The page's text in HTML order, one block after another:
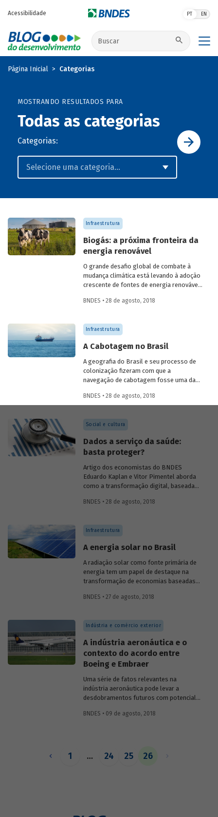
Acessibilidade PT EN
Buscar no site
Página Inicial Categorias
MOSTRANDO RESULTADOS PARA
Todas as categorias
Categorias:
Infraestrutura
Biogás: a próxima fronteira da
energia renovável
O grande desafio global de combate à
mudança climática está levando à adoção
crescente de fontes de energia renovável.
predomínio dos combustíveis fósseis
a volatilidade de preços e a tendência de
médio e longo prazos de diminuição na
BNDES • 28 de agosto, 2018
Infraestrutura
A Cabotagem no Brasil
A geografia do Brasil e seu processo de
colonização fizeram com que a
navegação de cabotagem fosse uma das
protagonizasse o transporte de
BNDES • 28 de agosto, 2018
Social e cultura
Dados a serviço da saúde:
basta proteger?
Artigo dos economistas do BNDES
Eduardo Kaplan e Vitor Pimentel aborda
como a transformação digital, baseada
epidemiológicos e na universalização dos
saúde. Os autores apontam a
promissor para que o Sistema Único de
Saúde (SUS) consiga atender às
demandas sociais em um cenário de
progressivo envelhecimento populacional
BNDES • 28 de agosto, 2018
Infraestrutura
A energia solar no Brasil
A radiação solar como fonte primária de
energia tem um papel de destaque na
transformação de economias baseadas
de baixo carbono, o que é imprescindível
compromissos das nações e do Brasil
estabelecidos no Acordo de Paris.
BNDES • 27 de agosto, 2018
Indústria e comércio exterior
A indústria aeronáutica e o
contexto do acordo entre
Boeing e Embraer
Uma série de fatos relevantes na
indústria aeronáutica pode levar a
desdobramentos futuros com potencial
agora existiu. O mais recente deles, a
questões quanto à configuração desse
BNDES • 09 de agosto, 2018
1 … 24 25 26